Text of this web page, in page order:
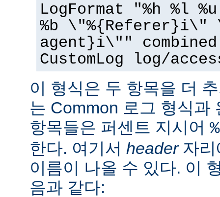
LogFormat "%h %l
%b \"%{Referer}i\"
agent}i\"" combined
CustomLog log/
이 형식은 두 항목을 더
는 Common 로그 형식과
항목들은 퍼센트 지시어
한다. 여기서 header자리
이름이 나올 수 있다. 이
음과 같다: